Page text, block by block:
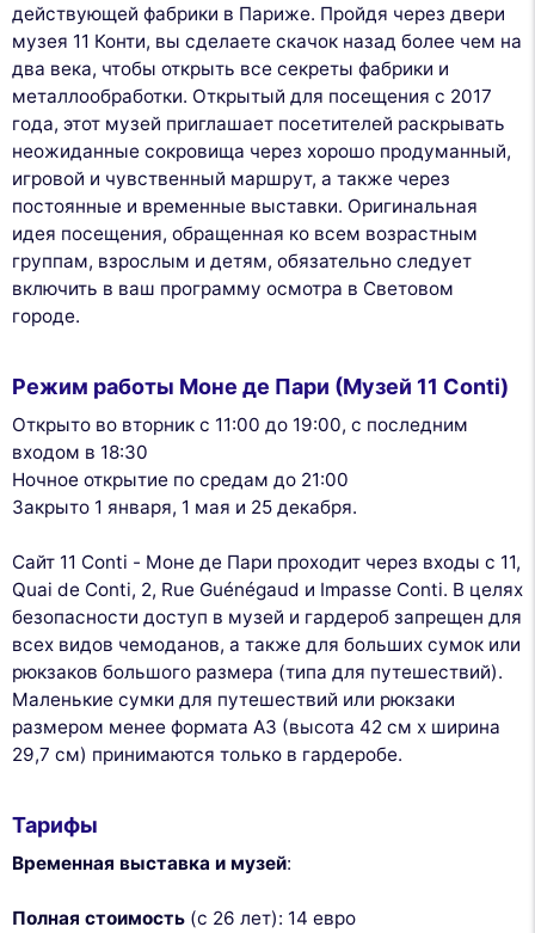
действующей фабрики в Париже. Пройдя через двери
музея 11 Конти, вы сделаете скачок назад более чем на
два века, чтобы открыть все секреты фабрики и
металлообработки. Открытый для посещения с 2017
года, этот музей приглашает посетителей раскрывать
неожиданные сокровища через хорошо продуманный,
игровой и чувственный маршрут, а также через
постоянные и временные выставки. Оригинальная
идея посещения, обращенная ко всем возрастным
группам, взрослым и детям, обязательно следует
включить в ваш программу осмотра в Световом
городе.
Режим работы Моне де Пари (Музей 11 Conti)
Открыто во вторник с 11:00 до 19:00, с последним
входом в 18:30
Ночное открытие по средам до 21:00
Закрыто 1 января, 1 мая и 25 декабря.
Сайт 11 Conti - Моне де Пари проходит через входы с 11,
Quai de Conti, 2, Rue Guénégaud и Impasse Conti. В целях
безопасности доступ в музей и гардероб запрещен для
всех видов чемоданов, а также для больших сумок или
рюкзаков большого размера (типа для путешествий).
Маленькие сумки для путешествий или рюкзаки
размером менее формата A3 (высота 42 см x ширина
29,7 см) принимаются только в гардеробе.
Тарифы
Временная выставка и музей:
Полная стоимость (с 26 лет): 14 евро